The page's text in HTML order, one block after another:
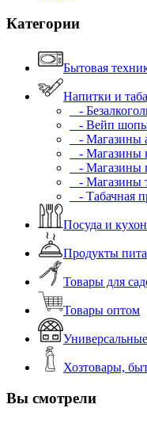
Категории
Бытовая
Напитки и
-
- Вейп
- Магазины
- Магазины
- Магазины
- Магазины
- Табачная
Посуда и
Продукты
Товары для
Товары оптом
Хозтовары,
Вы смотрели